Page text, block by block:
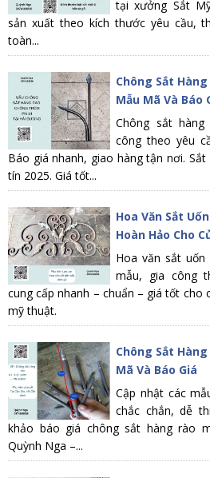
tại xưởng Sắt
sản xuất theo kích thước yêu cầu,
toàn...
Chông Sắt
Mẫu Mã Và Báo
Chông sắt
công theo yêu
Báo giá nhanh, giao hàng tận nơi.
tín 2025. Giá tốt...
Hoa Văn Sắt
Hoàn Hảo Cho
Hoa văn sắt
mẫu, gia công
cung cấp nhanh – chuẩn – giá tốt cho
mỹ thuật.
Chông Sắt
Mã Và Báo Giá
Cập nhật các
chắc chắn, dễ
khảo báo giá chông sắt hàng rào
Quỳnh Nga –...